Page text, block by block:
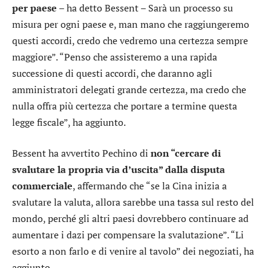
per paese – ha detto Bessent – Sarà un processo su
misura per ogni paese e, man mano che raggiungeremo
questi accordi, credo che vedremo una certezza sempre
maggiore”. “Penso che assisteremo a una rapida
successione di questi accordi, che daranno agli
amministratori delegati grande certezza, ma credo che
nulla offra più certezza che portare a termine questa
legge fiscale”, ha aggiunto.
Bessent ha avvertito Pechino di non “cercare di
svalutare la propria via d’uscita” dalla disputa
commerciale, affermando che “se la Cina inizia a
svalutare la valuta, allora sarebbe una tassa sul resto del
mondo, perché gli altri paesi dovrebbero continuare ad
aumentare i dazi per compensare la svalutazione”. “Li
esorto a non farlo e di venire al tavolo” dei negoziati, ha